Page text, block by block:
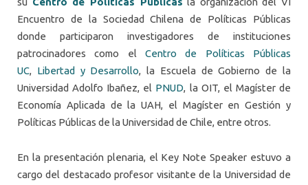
Encuentro de la Sociedad Chilena de Políticas Públicas
donde participaron investigadores de instituciones
patrocinadores como el Centro de Políticas Públicas
UC, Libertad y Desarrollo, la Escuela de Gobierno de la
Universidad Adolfo Ibañez, el PNUD, la OIT, el Magíster de
Economía Aplicada de la UAH, el Magíster en Gestión y
Políticas Públicas de la Universidad de Chile, entre otros.
En la presentación plenaria, el Key Note Speaker estuvo a
cargo del destacado profesor visitante de la Universidad de